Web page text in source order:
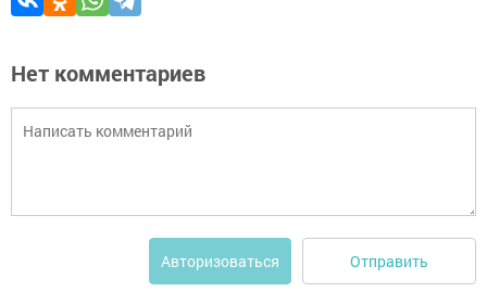
Нет комментариев
Авторизоваться Отправить